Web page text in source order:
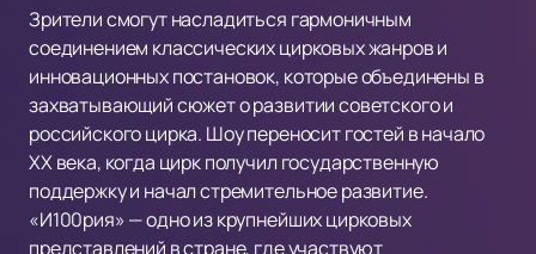
Зрители смогут насладиться гармоничным
соединением классических цирковых жанров и
инновационных постановок, которые объединены в
захватывающий сюжет о развитии советского и
российского цирка. Шоу переносит гостей в начало
XX века, когда цирк получил государственную
поддержку и начал стремительное развитие.
«И100рия» — одно из крупнейших цирковых
представлений в стране, где участвуют